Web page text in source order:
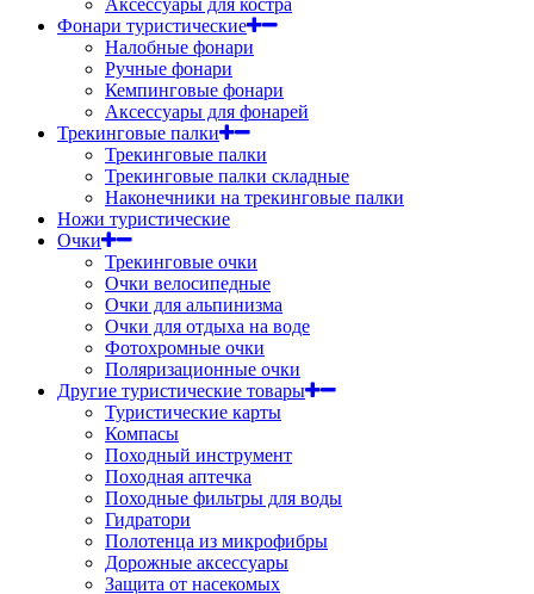
Аксессуары для костра
Фонари туристические
Налобные фонари
Ручные фонари
Кемпинговые фонари
Аксессуары для фонарей
Трекинговые палки
Трекинговые палки
Трекинговые палки складные
Наконечники на трекинговые палки
Ножи туристические
Очки
Трекинговые очки
Очки велосипедные
Очки для альпинизма
Очки для отдыха на воде
Фотохромные очки
Поляризационные очки
Другие туристические товары
Туристические карты
Компасы
Походный инструмент
Походная аптечка
Походные фильтры для воды
Гидратори
Полотенца из микрофибры
Дорожные аксессуары
Защита от насекомых